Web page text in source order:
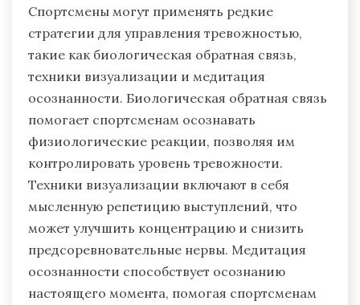
Спортсмены могут применять редкие
стратегии для управления тревожностью,
такие как биологическая обратная связь,
техники визуализации и медитация
осознанности. Биологическая обратная связь
помогает спортсменам осознавать
физиологические реакции, позволяя им
контролировать уровень тревожности.
Техники визуализации включают в себя
мысленную репетицию выступлений, что
может улучшить концентрацию и снизить
предсоревновательные нервы. Медитация
осознанности способствует осознанию
настоящего момента, помогая спортсменам